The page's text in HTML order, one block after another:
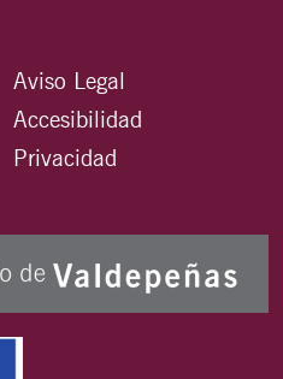
Aviso Legal
Accesibilidad
Privacidad